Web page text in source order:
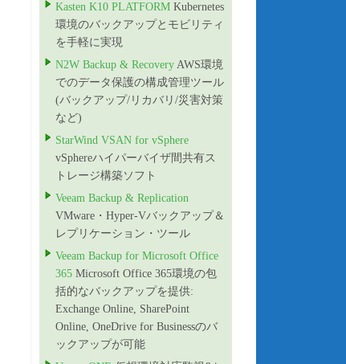
Kasten K10 PLATFORM Kubernetes
環境のバックアップとモビリティ
を手軽に実現
N2W Backup & Recovery AWS環境
でのデータ保護の構成管理ツール
(バックアップ/リカバリ/災害対策
など)
StarWind VSAN for vSphere
vSphereハイパーバイザ間共有ス
トレージ構築ソフト
Veeam Backup & Replication
VMware・Hyper-Vバックアップ＆
レプリケーション・ツール
Veeam Backup for Microsoft Office
365 Microsoft Office 365環境の包
括的なバックアップを提供:
Exchange Online, SharePoint
Online, OneDrive for Businessのバ
ックアップが可能